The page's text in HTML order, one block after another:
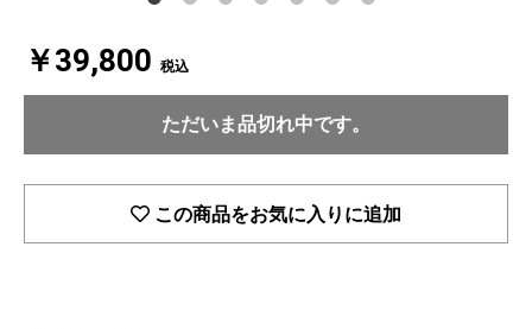
￥39,800 税込
ただいま品切れ中です。
この商品をお気に入りに追加